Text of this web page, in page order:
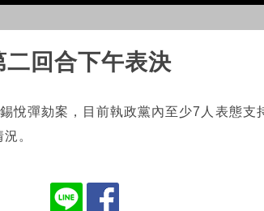
回合下午表決
悅彈劾案，目前執政黨內至少7人表態支
。